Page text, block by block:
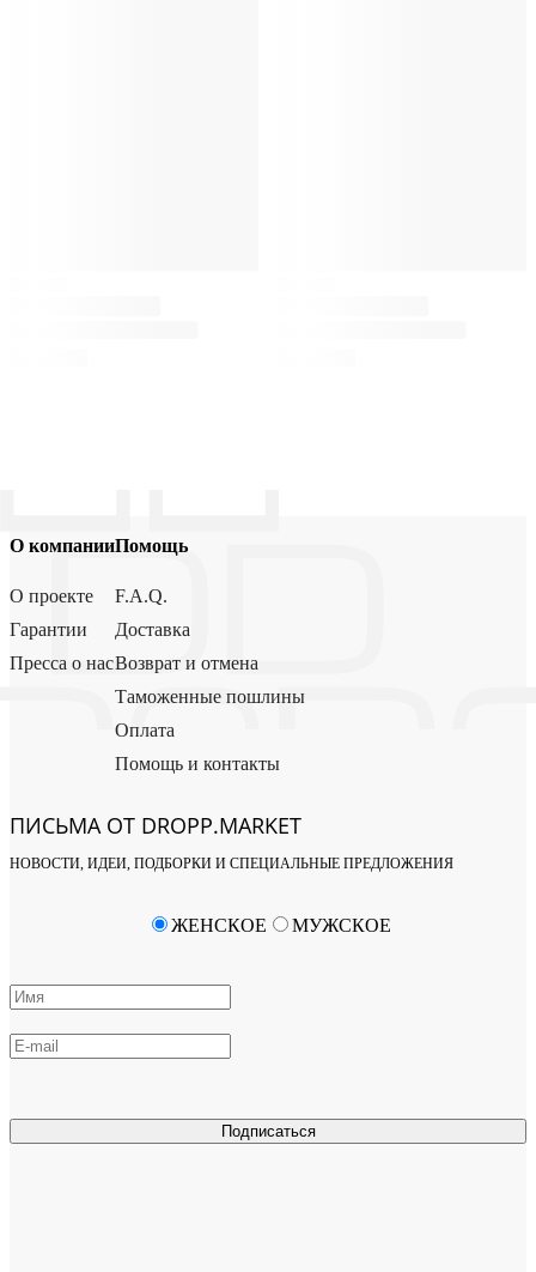
О компании
О проекте
Гарантии
Пресса о нас
Помощь
F.A.Q.
Доставка
Возврат и отмена
Таможенные пошлины
Оплата
Помощь и контакты
ПИСЬМА ОТ DROPP.MARKET
НОВОСТИ, ИДЕИ, ПОДБОРКИ И СПЕЦИАЛЬНЫЕ ПРЕДЛОЖЕНИЯ
Подписаться
ЖЕНСКОЕ МУЖСКОЕ